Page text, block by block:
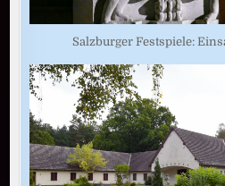
Salzburger Festspiele: